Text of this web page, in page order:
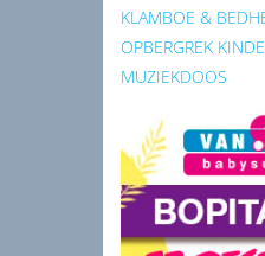
KLAMBOE &
OPBERGREK
MUZIEKDOOS